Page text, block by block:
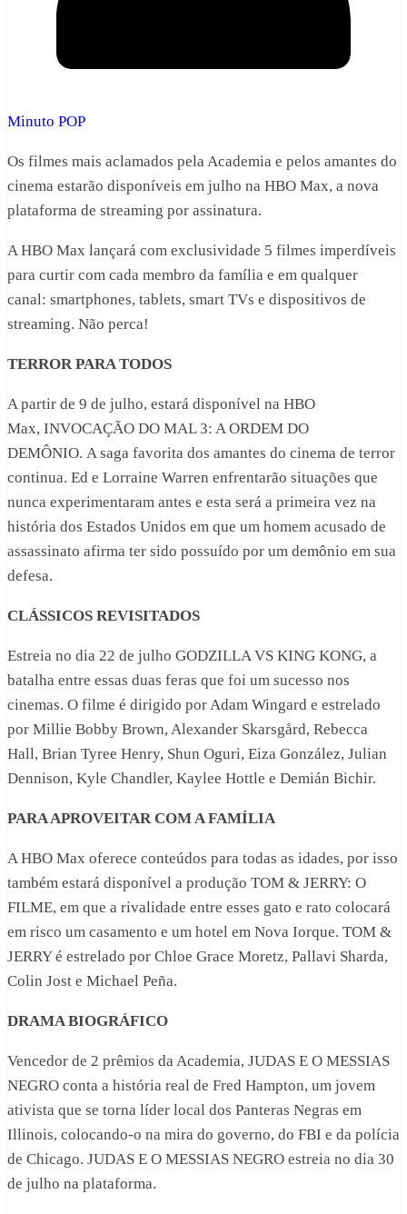
Minuto POP
Os filmes mais aclamados pela Academia e pelos amantes do
cinema estarão disponíveis em julho na HBO Max, a nova
plataforma de streaming por assinatura.
A HBO Max lançará com exclusividade 5 filmes imperdíveis
para curtir com cada membro da família e em qualquer
canal: smartphones, tablets, smart TVs e dispositivos de
streaming. Não perca!
TERROR PARA TODOS
A partir de 9 de julho, estará disponível na HBO
Max, INVOCAÇÃO DO MAL 3: A ORDEM DO
DEMÔNIO. A saga favorita dos amantes do cinema de terror
continua. Ed e Lorraine Warren enfrentarão situações que
nunca experimentaram antes e esta será a primeira vez na
história dos Estados Unidos em que um homem acusado de
assassinato afirma ter sido possuído por um demônio em sua
defesa.
CLÁSSICOS REVISITADOS
Estreia no dia 22 de julho GODZILLA VS KING KONG, a
batalha entre essas duas feras que foi um sucesso nos
cinemas. O filme é dirigido por Adam Wingard e estrelado
por Millie Bobby Brown, Alexander Skarsgård, Rebecca
Hall, Brian Tyree Henry, Shun Oguri, Eiza González, Julian
Dennison, Kyle Chandler, Kaylee Hottle e Demián Bichir.
PARA APROVEITAR COM A FAMÍLIA
A HBO Max oferece conteúdos para todas as idades, por isso
também estará disponível a produção TOM & JERRY: O
FILME, em que a rivalidade entre esses gato e rato colocará
em risco um casamento e um hotel em Nova Iorque. TOM &
JERRY é estrelado por Chloe Grace Moretz, Pallavi Sharda,
Colin Jost e Michael Peña.
DRAMA BIOGRÁFICO
Vencedor de 2 prêmios da Academia, JUDAS E O MESSIAS
NEGRO conta a história real de Fred Hampton, um jovem
ativista que se torna líder local dos Panteras Negras em
Illinois, colocando-o na mira do governo, do FBI e da polícia
de Chicago. JUDAS E O MESSIAS NEGRO estreia no dia 30
de julho na plataforma.